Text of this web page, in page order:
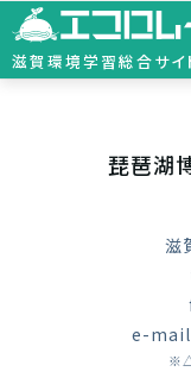
滋賀環境学習総合サイ
琵琶湖
滋
e-
※△